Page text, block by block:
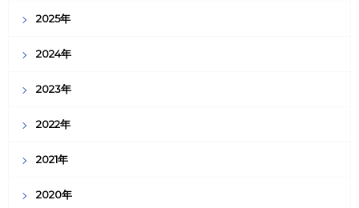
2025年
2024年
2023年
2022年
2021年
2020年